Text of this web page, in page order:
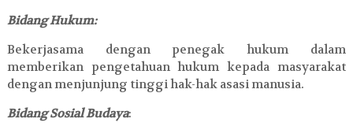
Bidang Hukum:
Bekerjasama dengan penegak hukum dalam
memberikan pengetahuan hukum kepada masyarakat
dengan menjunjung tinggi hak-hak asasi manusia.
Bidang Sosial Budaya: